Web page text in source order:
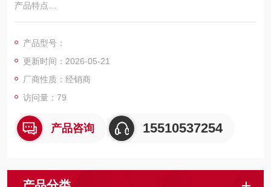
产品特点
1. 带有π电子的反相色谱柱。
3. 对于某些使用ODS很难达到优化的分离有效。
产品型号：
更新时间：2026-05-21
厂商性质：经销商
访问量：79
产品咨询 15510537254